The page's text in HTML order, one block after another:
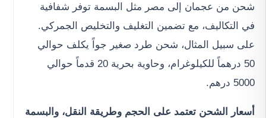
شحن من عجمان إلى مصر مثل البسمة توفر شفافية
في التكاليف، مع تضمين التغليف والتخليص الجمركي.
على سبيل المثال، شحن طرد صغير جواً يكلف حوالي
50 درهماً للكيلوغرام، وحاوية بحرية 20 قدماً حوالي
5000 درهم.
أسعار الشحن تعتمد على الحجم وطريقة النقل، والبسمة